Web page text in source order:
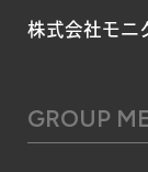
株式会社モニ
GROUP